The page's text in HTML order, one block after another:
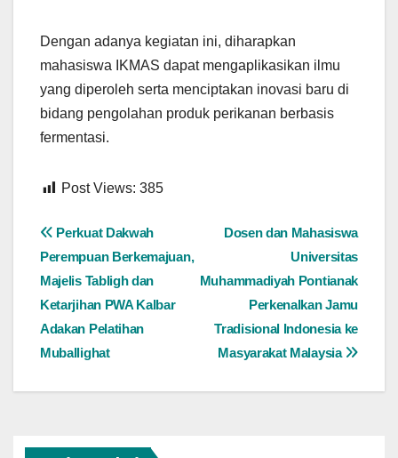
Dengan adanya kegiatan ini, diharapkan
mahasiswa IKMAS dapat mengaplikasikan ilmu
yang diperoleh serta menciptakan inovasi baru di
bidang pengolahan produk perikanan berbasis
fermentasi.
Post Views: 385
Navigasi
pos
Dosen dan Mahasiswa
Universitas
Muhammadiyah Pontianak
Perkenalkan Jamu
Tradisional Indonesia ke
Masyarakat Malaysia
Perkuat Dakwah
Perempuan Berkemajuan,
Majelis Tabligh dan
Ketarjihan PWA Kalbar
Adakan Pelatihan
Muballighat